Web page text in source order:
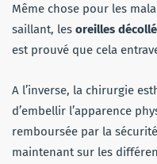
Même chose pour les
saillant, les oreilles
est prouvé que cela
A l’inverse, la chirurgie
d’embellir l’apparence
remboursée par la
maintenant sur les